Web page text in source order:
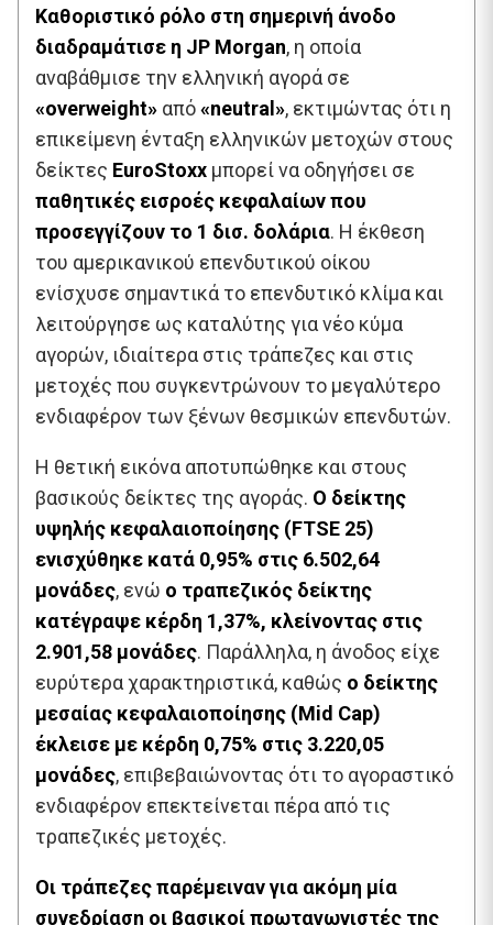
Καθοριστικό ρόλο στη σημερινή άνοδο
διαδραμάτισε η JP Morgan, η οποία
αναβάθμισε την ελληνική αγορά σε
«overweight» από«neutral», εκτιμώντας ότι η
επικείμενη ένταξη ελληνικών μετοχών στους
δείκτες EuroStoxx μπορεί να οδηγήσει σε
παθητικές εισροές κεφαλαίων που
προσεγγίζουν το 1 δισ. δολάρια. Η έκθεση
του αμερικανικού επενδυτικού οίκου
ενίσχυσε σημαντικά το επενδυτικό κλίμα και
λειτούργησε ως καταλύτης για νέο κύμα
αγορών, ιδιαίτερα στις τράπεζες και στις
μετοχές που συγκεντρώνουν το μεγαλύτερο
ενδιαφέρον των ξένων θεσμικών επενδυτών.
Η θετική εικόνα αποτυπώθηκε και στους
βασικούς δείκτες της αγοράς. Ο δείκτης
υψηλής κεφαλαιοποίησης (FTSE 25)
ενισχύθηκε κατά 0,95% στις 6.502,64
μονάδες, ενώ ο τραπεζικός δείκτης
κατέγραψε κέρδη 1,37%, κλείνοντας στις
2.901,58 μονάδες. Παράλληλα, η άνοδος είχε
ευρύτερα χαρακτηριστικά, καθώς ο δείκτης
μεσαίας κεφαλαιοποίησης (Mid Cap)
έκλεισε με κέρδη 0,75% στις 3.220,05
μονάδες, επιβεβαιώνοντας ότι το αγοραστικό
ενδιαφέρον επεκτείνεται πέρα από τις
τραπεζικές μετοχές.
Οι τράπεζες παρέμειναν για ακόμη μία
συνεδρίαση οι βασικοί πρωταγωνιστές της